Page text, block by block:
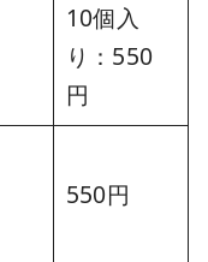
10個入
り：550
円
550円